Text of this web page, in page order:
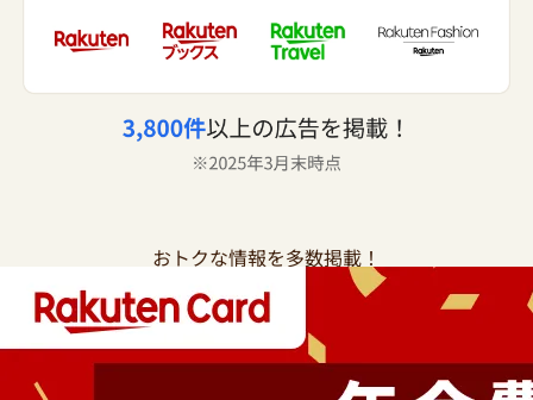
おトクな情報を多数掲載！